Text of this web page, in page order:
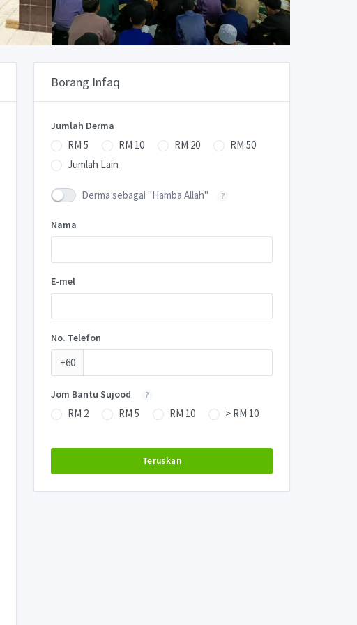
Borang Infaq
Jumlah Derma
RM 5 RM 10 RM 20
RM 50
Jumlah Lain
Derma sebagai "Hamba Allah" ?
Nama
E-mel
No. Telefon
+60
Jom Bantu Sujood ?
RM 2 RM 5 RM 10 > RM 10
Teruskan